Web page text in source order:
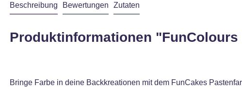
Beschreibung Bewertungen Zutaten
Produktinformationen
Bringe Farbe in deine Backkreationen mit dem FunCakes